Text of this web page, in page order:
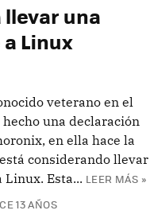
una
Linux
veterano en el
una declaración
en ella hace la
considerando llevar
Linux. Esta... LEER MÁS »
13 AÑOS